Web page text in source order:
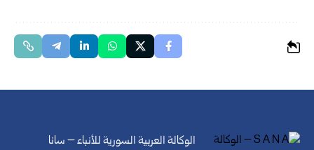
الوكالة العربية السورية للأنباء – سانا